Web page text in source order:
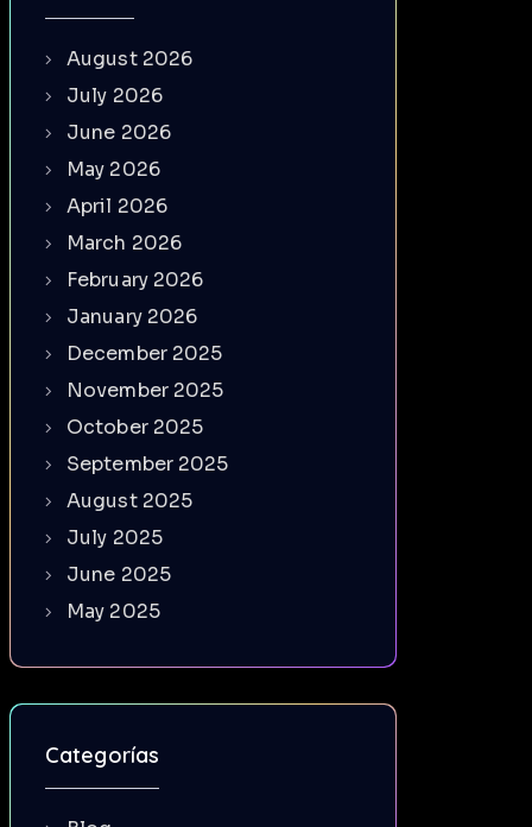
August 2026
July 2026
June 2026
May 2026
April 2026
March 2026
February 2026
January 2026
December 2025
November 2025
October 2025
September 2025
August 2025
July 2025
June 2025
May 2025
Categorías